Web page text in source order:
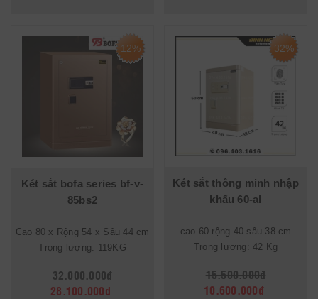
12%
Két sắt bofa series bf-v-
85bs2
Cao 80 x Rộng 54 x Sâu 44 cm
Trọng lượng: 119KG
32.000.000đ
28.100.000đ
32%
Két sắt thông minh nhập
khẩu 60-al
cao 60 rộng 40 sâu 38 cm
Trọng lượng: 42 Kg
15.500.000đ
10.600.000đ